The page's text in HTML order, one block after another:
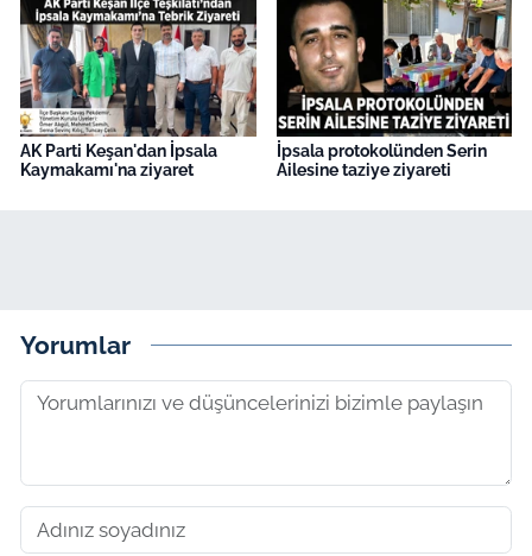
AK Parti Keşan'dan İpsala
Kaymakamı'na ziyaret
İpsala protokolünden Serin
Ailesine taziye ziyareti
Yorumlar